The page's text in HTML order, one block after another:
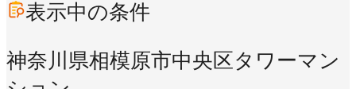
表示中の条件
神奈川県相模原市中央区 タワーマン